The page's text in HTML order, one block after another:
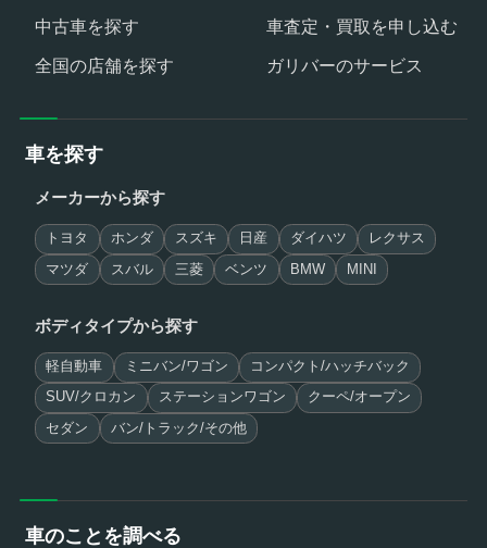
中古車を探す
車査定・買取を申し込む
全国の店舗を探す
ガリバーのサービス
車を探す
メーカーから探す
トヨタ ホンダ スズキ 日産 ダイハツ レクサス
マツダ スバル 三菱 ベンツ BMW MINI
ボディタイプから探す
軽自動車 ミニバン/ワゴン コンパクト/ハッチバック
SUV/クロカン ステーションワゴン クーペ/オープン
セダン バン/トラック/その他
車のことを調べる